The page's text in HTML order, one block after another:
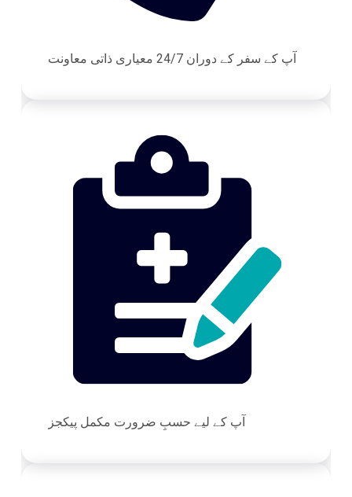
آپ کے سفر کے دوران 24/7 معیاری ذاتی معاونت
آپ کے لیے حسبِ ضرورت مکمل پیکجز